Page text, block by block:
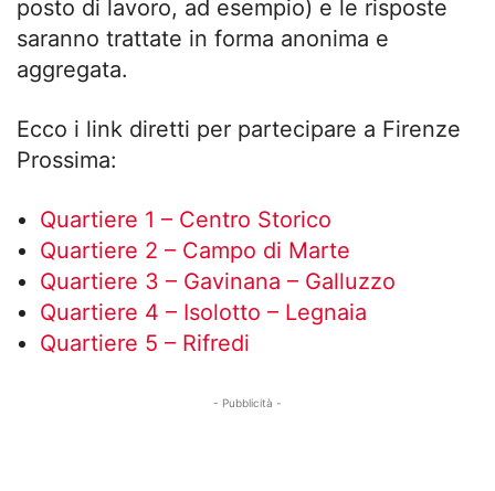
posto di lavoro, ad esempio) e le risposte
saranno trattate in forma anonima e
aggregata.
Ecco i link diretti per partecipare a Firenze
Prossima:
Quartiere 1 – Centro Storico
Quartiere 2 – Campo di Marte
Quartiere 3 – Gavinana – Galluzzo
Quartiere 4 – Isolotto – Legnaia
Quartiere 5 – Rifredi
- Pubblicità -